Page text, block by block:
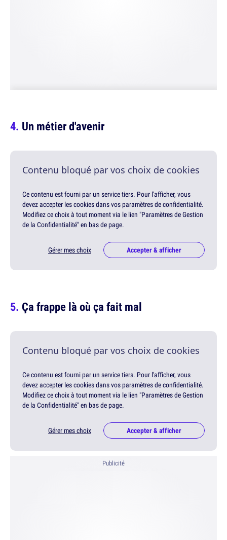
Un métier d'avenir
Contenu bloqué par vos choix de cookies
Ce contenu est fourni par un service tiers. Pour l'afficher, vous
devez accepter les cookies dans vos paramètres de confidentialité.
Modifiez ce choix à tout moment via le lien "Paramètres de Gestion
de la Confidentialité" en bas de page.
Gérer mes choix Accepter & afficher
Ça frappe là où ça fait mal
Contenu bloqué par vos choix de cookies
Ce contenu est fourni par un service tiers. Pour l'afficher, vous
devez accepter les cookies dans vos paramètres de confidentialité.
Modifiez ce choix à tout moment via le lien "Paramètres de Gestion
de la Confidentialité" en bas de page.
Gérer mes choix Accepter & afficher
Publicité